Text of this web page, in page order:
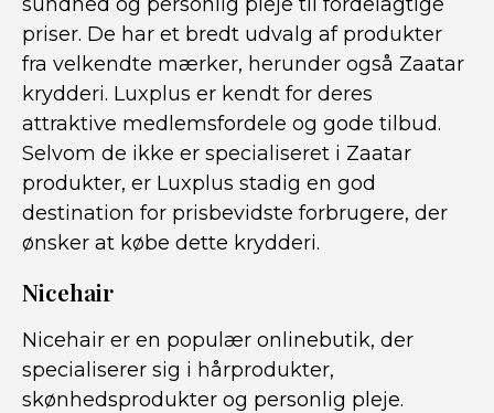
priser. De har et bredt udvalg af produkter
fra velkendte mærker, herunder også Zaatar
krydderi. Luxplus er kendt for deres
attraktive medlemsfordele og gode tilbud.
Selvom de ikke er specialiseret i Zaatar
produkter, er Luxplus stadig en god
destination for prisbevidste forbrugere, der
ønsker at købe dette krydderi.
Nicehair
Nicehair er en populær onlinebutik, der
specialiserer sig i hårprodukter,
skønhedsprodukter og personlig pleje.